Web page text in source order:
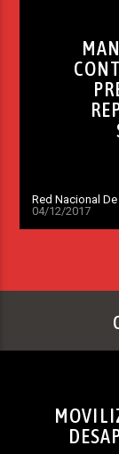
Red Nacional
04/12/2017